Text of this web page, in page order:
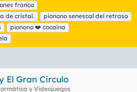
franco
de cristal.
pionono senescal del retraso
pionono ❤️ cocaína
El Gran Circulo
y Videojuegos